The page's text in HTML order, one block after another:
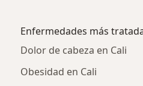
Enfermedades más
Dolor de cabeza en Cali
Obesidad en Cali